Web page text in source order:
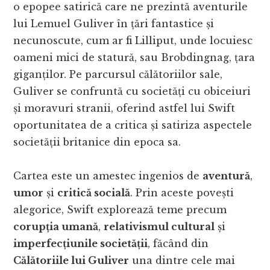
o epopee satirică care ne prezintă aventurile
lui Lemuel Guliver în țări fantastice și
necunoscute, cum ar fi Lilliput, unde locuiesc
oameni mici de statură, sau Brobdingnag, țara
giganților. Pe parcursul călătoriilor sale,
Guliver se confruntă cu societăți cu obiceiuri
și moravuri stranii, oferind astfel lui Swift
oportunitatea de a critica și satiriza aspectele
societății britanice din epoca sa.
Cartea este un amestec ingenios de aventură,
umor și critică socială. Prin aceste povești
alegorice, Swift explorează teme precum
corupția umană,relativismul cultural și
imperfecțiunile societății, făcând din
Călătoriile lui Guliver una dintre cele mai